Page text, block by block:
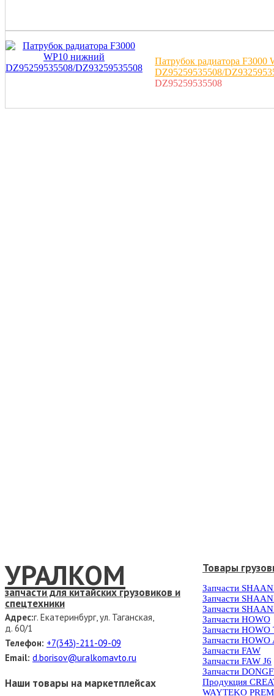
Патрубок радиатора
DZ95259535508/
DZ95259535508
УРАЛКОМ
запчасти для китайских грузовиков и
спецтехники
Адрес:г. Екатеринбург, ул. Таганская,
д. 60/1
Телефон: +7(343)-211-09-09
Email: d.borisov@uralkomavto.ru
Наши товары на маркетплейсах
Товары
Запчасти
Запчасти
Запчасти
Запчасти HOWO
Запчасти HOWO
Запчасти HOWO
Запчасти FAW
Запчасти FAW J6
Запчасти
Продукция
WAYTEKO